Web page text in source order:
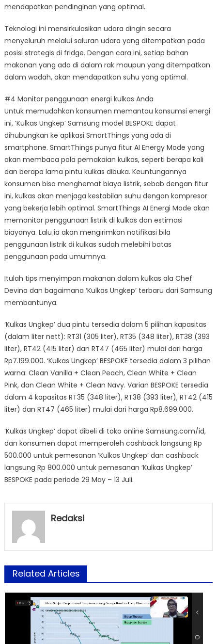
mendapatkan pendinginan yang optimal.
Teknologi ini mensirkulasikan udara dingin secara
menyeluruh melalui saluran udara yang ditempatkan pada
posisi strategis di fridge. Dengan cara ini, setiap bahan
makanan yang ada di dalam rak maupun yang ditempatkan
dalam wadah, akan mendapatkan suhu yang optimal.
#4 Monitor penggunaan energi kulkas Anda
Untuk memudahkan konsumen memantau konsumsi energi
ini, ‘Kulkas Ungkep’ Samsung model BESPOKE dapat
dihubungkan ke aplikasi SmartThings yang ada di
smartphone. SmartThings punya fitur AI Energy Mode yang
akan membaca pola pemakaian kulkas, seperti berapa kali
dan berapa lama pintu kulkas dibuka. Keuntungannya
konsumen bisa menghemat biaya listrik, sebab dengan fitur
ini, kulkas akan menjaga kestabilan suhu dengan kompresor
yang bekerja lebih optimal. SmartThings AI Energi Mode akan
memonitor penggunaan listrik di kulkas dan estimasi
biayanya. Lalu ia akan mengirimkan notifikasi bila
penggunaan listrik di kulkas sudah melebihi batas
penggunaan pada umumnya.
Itulah tips menyimpan makanan dalam kulkas ala Chef
Devina dan bagaimana ‘Kulkas Ungkep’ terbaru dari Samsung
membantunya.
‘Kulkas Ungkep’ dua pintu tersedia dalam 5 pilihan kapasitas
(dalam liter nett): RT31 (305 liter), RT35 (348 liter), RT38 (393
liter), RT42 (415 liter) dan RT47 (465 liter) mulai dari harga
Rp7.199.000. ‘Kulkas Ungkep’ BESPOKE tersedia dalam 3 pilihan
warna: Clean Vanilla + Clean Peach, Clean White + Clean
Pink, dan Clean White + Clean Navy. Varian BESPOKE tersedia
dalam 4 kapasitas RT35 (348 liter), RT38 (393 liter), RT42 (415
liter) dan RT47 (465 liter) mulai dari harga Rp8.699.000.
‘Kulkas Ungkep’ dapat dibeli di toko online Samsung.com/id,
dan konsumen dapat memperoleh cashback langsung Rp
500.000 untuk pemesanan ‘Kulkas Ungkep’ dan cashback
langsung Rp 800.000 untuk pemesanan ‘Kulkas Ungkep’
BESPOKE pada periode 29 May – 13 Juli.
Redaksi
Related Articles